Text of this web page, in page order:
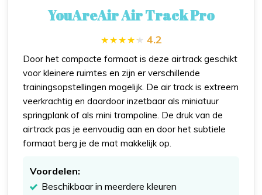
YouAreAir Air Track Pro
4.2
Door het compacte formaat is deze airtrack geschikt
voor kleinere ruimtes en zijn er verschillende
trainingsopstellingen mogelijk. De air track is extreem
veerkrachtig en daardoor inzetbaar als miniatuur
springplank of als mini trampoline. De druk van de
airtrack pas je eenvoudig aan en door het subtiele
formaat berg je de mat makkelijk op.
Voordelen:
Beschikbaar in meerdere kleuren